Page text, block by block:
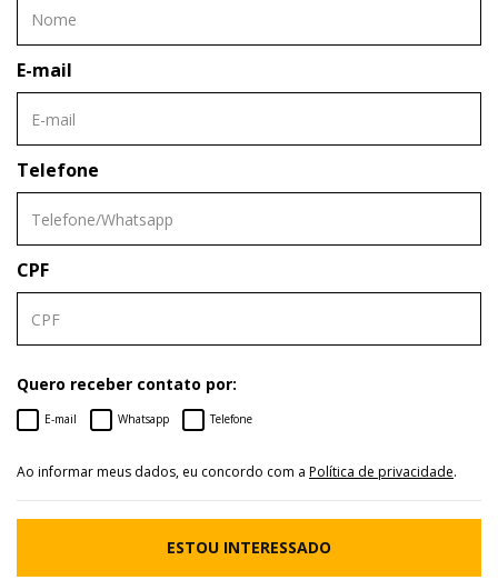
E-mail
Telefone
CPF
Quero receber contato por:
E-mail Whatsapp Telefone
Ao informar meus dados, eu concordo com a Política de privacidade.
ESTOU INTERESSADO